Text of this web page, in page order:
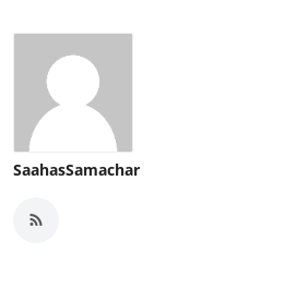
SaahasSamachar